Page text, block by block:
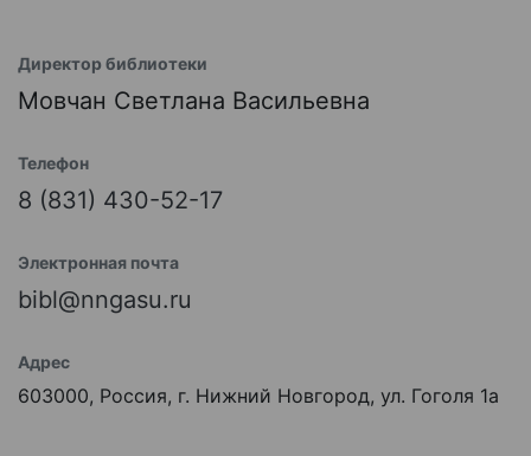
Директор библиотеки
Мовчан Светлана Васильевна
Телефон
8 (831) 430-52-17
Электронная почта
bibl@nngasu.ru
Адрес
603000, Россия, г. Нижний Новгород, ул. Гоголя 1а